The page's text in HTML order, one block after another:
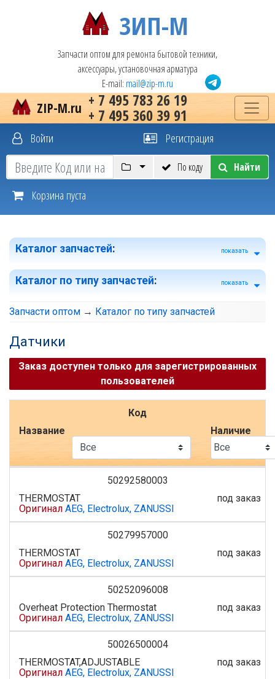
ЗИП-М
Запчасти оптом для ремонта бытовой техники,
аксессуары, установочная арматура
E-mail: mail@zip-m.ru
+ 7 495 783 26 19
+ 7 495 360 39 91
ZIP-M.ru
Войти Регистрация
По коду Найти
Корзина пуста
Каталог запчастей: показать
Каталог по типу запчастей: показать
Запчасти оптом → Каталог по типу запчастей
Датчики
Заказ доступен только для зарегистрированных
пользователей
Код
Название
Наличие
50292580003
THERMOSTAT
Оригинал AEG, Electrolux, ZANUSSI
под заказ
50279957000
THERMOSTAT
Оригинал AEG, Electrolux, ZANUSSI
под заказ
50252096008
Overheat Protection Thermostat
Оригинал AEG, Electrolux, ZANUSSI
под заказ
50026500004
THERMOSTAT,ADJUSTABLE
Оригинал AEG, Electrolux, ZANUSSI
под заказ